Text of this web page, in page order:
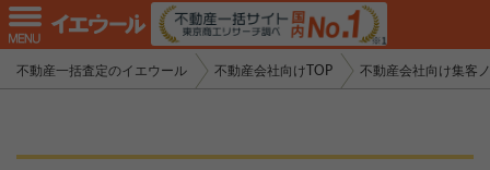
不動産一括査定のイエウール 不動産会社向けTOP 不動産会社向け集客